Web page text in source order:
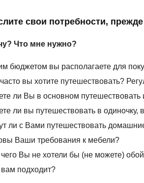
свои потребности,
Что мне нужно?
бюджетом вы располагаете для
вы хотите путешествовать?
ли Вы в основном
ли вы путешествовать в
ли с Вами путешествовать
Ваши требования к мебели?
чего Вы не хотели бы (не можете)
подходит?